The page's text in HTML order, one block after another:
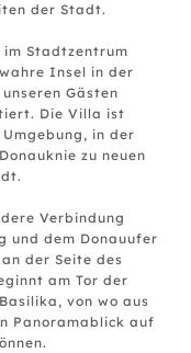
der Stadt.
im Stadtzentrum
Insel in der
Gästen
Die Villa ist
in der
zu neuen
Verbindung
und dem Donauufer
der Seite des
am Tor der
von wo aus
Panoramablick auf